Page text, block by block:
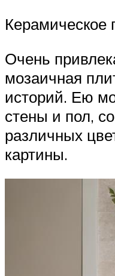
Керамическое
Очень
мозаичная
историй. Ею
стены и пол,
различных
картины.